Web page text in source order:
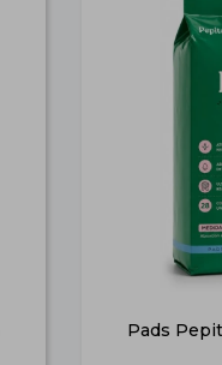
Pads